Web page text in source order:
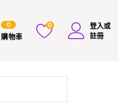
0
購物車
0
登入或
註冊